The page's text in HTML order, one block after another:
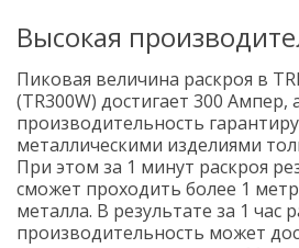
Высокая
Пиковая величина раскроя в
(TR300W) достигает 300 Ампер,
производительность
металлическими изделиями
При этом за 1 минут раскроя
сможет проходить более 1
металла. В результате за 1 час
производительность может